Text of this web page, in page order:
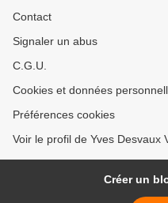
Contact
Signaler un abus
C.G.U.
Cookies et données
Préférences cookies
Voir le profil de Yves Desvaux
Créer un